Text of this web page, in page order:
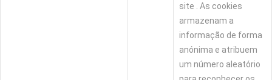
site . As cookies
armazenam a
informação de forma
anónima e atribuem
um número aleatório